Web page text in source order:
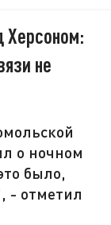
Херсоном:
не
о ночном
было,
- отметил